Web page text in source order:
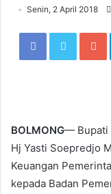
Senin, 2 April 2018
FacebookTwitter
BOLMONG— Bupati
Hj Yasti Soepredjo
Keuangan
kepada Badan